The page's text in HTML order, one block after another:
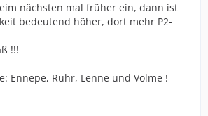
nächsten mal früher ein, dann ist
bedeutend höher, dort mehr P2-
!!!
Ennepe, Ruhr, Lenne und Volme !